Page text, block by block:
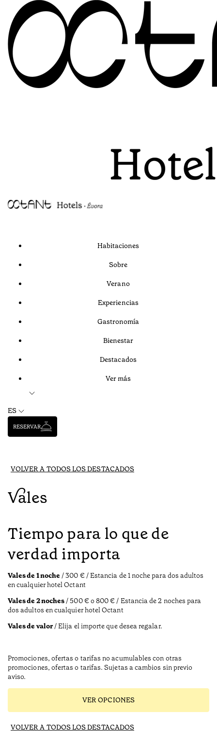
Habitaciones
Sobre
Verano
Experiencias
Gastronomía
Bienestar
Destacados
Ver más
ES
RESERVAR
VOLVER A TODOS LOS DESTACADOS
Vales
Tiempo para lo que de
verdad importa
Vales de 1 noche/ 300 € / Estancia de 1 noche para dos adultos
en cualquier hotel Octant
Vales de 2 noches/ 500 € o 800 € / Estancia de 2 noches para
dos adultos en cualquier hotel Octant
Vales de valor/ Elija el importe que desea regalar.
Promociones, ofertas o tarifas no acumulables con otras
promociones, ofertas o tarifas. Sujetas a cambios sin previo
aviso.
VER OPCIONES
VOLVER A TODOS LOS DESTACADOS